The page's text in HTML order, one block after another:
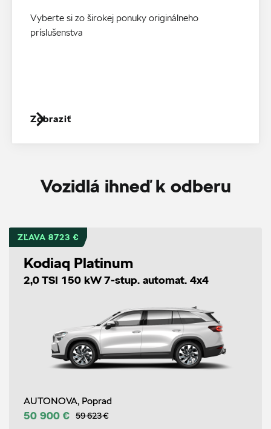
Vyberte si zo širokej ponuky originálneho
príslušenstva
Zobraziť
Vozidlá ihneď k odberu
ZĽAVA 8723 €
Kodiaq Platinum
2,0 TSI 150 kW 7-stup. automat. 4x4
AUTONOVA, Poprad
50 900 € 59 623 €